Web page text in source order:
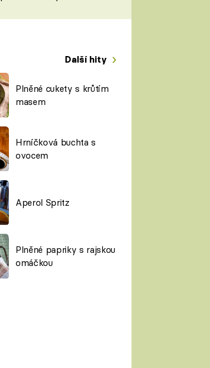
Další hity
Plněné cukety s krůtím
masem
Hrníčková buchta s
ovocem
Aperol Spritz
Plněné papriky s rajskou
omáčkou